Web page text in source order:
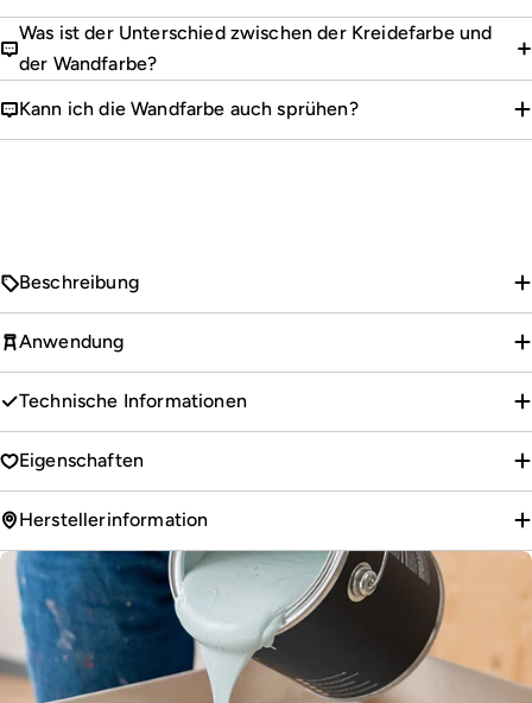
Was ist der Unterschied zwischen der Kreidefarbe und
der Wandfarbe?
Kann ich die Wandfarbe auch sprühen?
Beschreibung
Anwendung
Technische Informationen
Eigenschaften
Herstellerinformation